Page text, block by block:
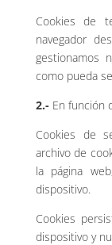
Cookies de
navegador
gestionamos
como pueda
2.- En función
Cookies de
archivo de
la página
dispositivo.
Cookies
dispositivo y